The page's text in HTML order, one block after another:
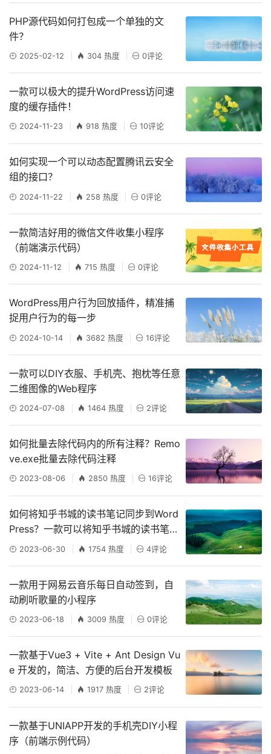
PHP源代码如何打包成一个单独的文
件？
2025-02-12 304 热度 0评论
一款可以极大的提升WordPress访问速
度的缓存插件！
2024-11-23 918 热度 10评论
如何实现一个可以动态配置腾讯云安全
组的接口？
2024-11-22 258 热度 0评论
一款简洁好用的微信文件收集小程序
（前端演示代码）
2024-11-12 715 热度 0评论
WordPress用户行为回放插件，精准捕
捉用户行为的每一步
2024-10-14 3682 热度 16评论
一款可以DIY衣服、手机壳、抱枕等任意
二维图像的Web程序
2024-07-08 1464 热度 2评论
如何批量去除代码内的所有注释？Remo
ve.exe批量去除代码注释
2023-08-06 2850 热度 16评论
如何将知乎书城的读书笔记同步到Word
Press？一款可以将知乎书城的读书笔记
同步到WordPress文章的插件
2023-06-30 1754 热度 4评论
一款用于网易云音乐每日自动签到，自
动刷听歌量的小程序
2023-06-18 3009 热度 0评论
一款基于Vue3 + Vite + Ant Design Vu
e 开发的，简洁、方便的后台开发模板
2023-06-14 1917 热度 2评论
一款基于UNIAPP开发的手机壳DIY小程
序（前端示例代码）